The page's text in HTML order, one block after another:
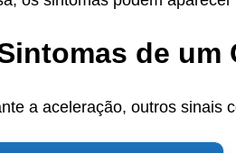
de um
a aceleração, outros sinais